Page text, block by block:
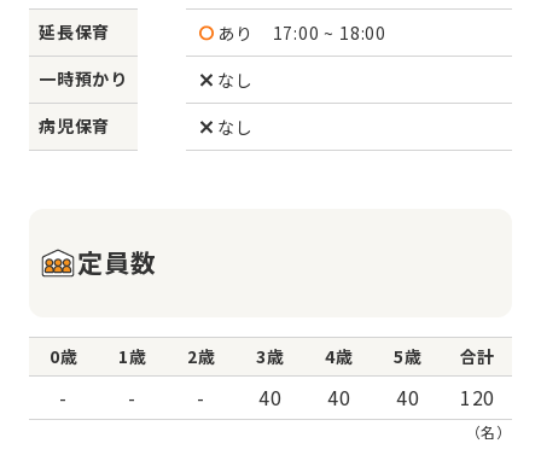
延長保育 あり
17:00 ~ 18:00
一時預かり
なし
病児保育
なし
定員数
0歳 1歳 2歳 3歳 4歳 5歳 合計
- - - 40 40 40 120
（名）